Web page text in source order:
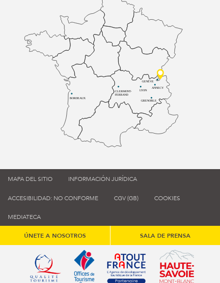
BORDEAUX
CLERMONT-
FERRAND
LYON
ANNECY
GRENOBLE
GENÈVE
MAPA DEL SITIO INFORMACIÓN JURÍDICA
ACCESIBILIDAD: NO CONFORME CGV (GB) COOKIES
MEDIATECA
ÚNETE A NOSOTROS SALA DE PRENSA
Qualité tourisme (s'ouvre dans une nouvelle fenêtre)
Office de tourisme de France (s'ouvre
Atout France (s'ouvre dans